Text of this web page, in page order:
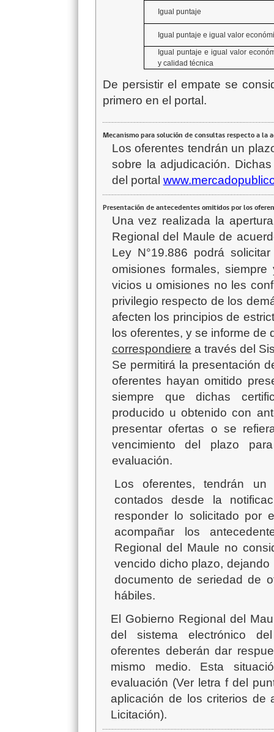
Igual puntaje
Igual puntaje e igual valor
Igual puntaje e igual valor
y calidad técnica
De persistir el empate se
primero en el portal.
Mecanismo para solución de consultas respecto a la
Los oferentes tendrán un
sobre la adjudicación.
del portal
Presentación de antecedentes omitidos por los
Una vez realizada la
Regional del Maule de
Ley N°19.886 podrá
omisiones formales,
vicios u omisiones no les
privilegio respecto de los
afecten los principios de
los oferentes, y se informe
correspondiere a través del
Se permitirá la presentación
oferentes hayan omitido
siempre que dichas
producido u obtenido con
presentar ofertas o se
vencimiento del plazo
evaluación.
Los oferentes, tendrán
contados desde la
responder lo solicitado por
acompañar los
Regional del Maule no
vencido dicho plazo,
documento de seriedad de
hábiles.
El Gobierno Regional del
del sistema electrónico
oferentes deberán dar
mismo medio. Esta
evaluación (Ver letra f del
aplicación de los criterios de
Licitación).